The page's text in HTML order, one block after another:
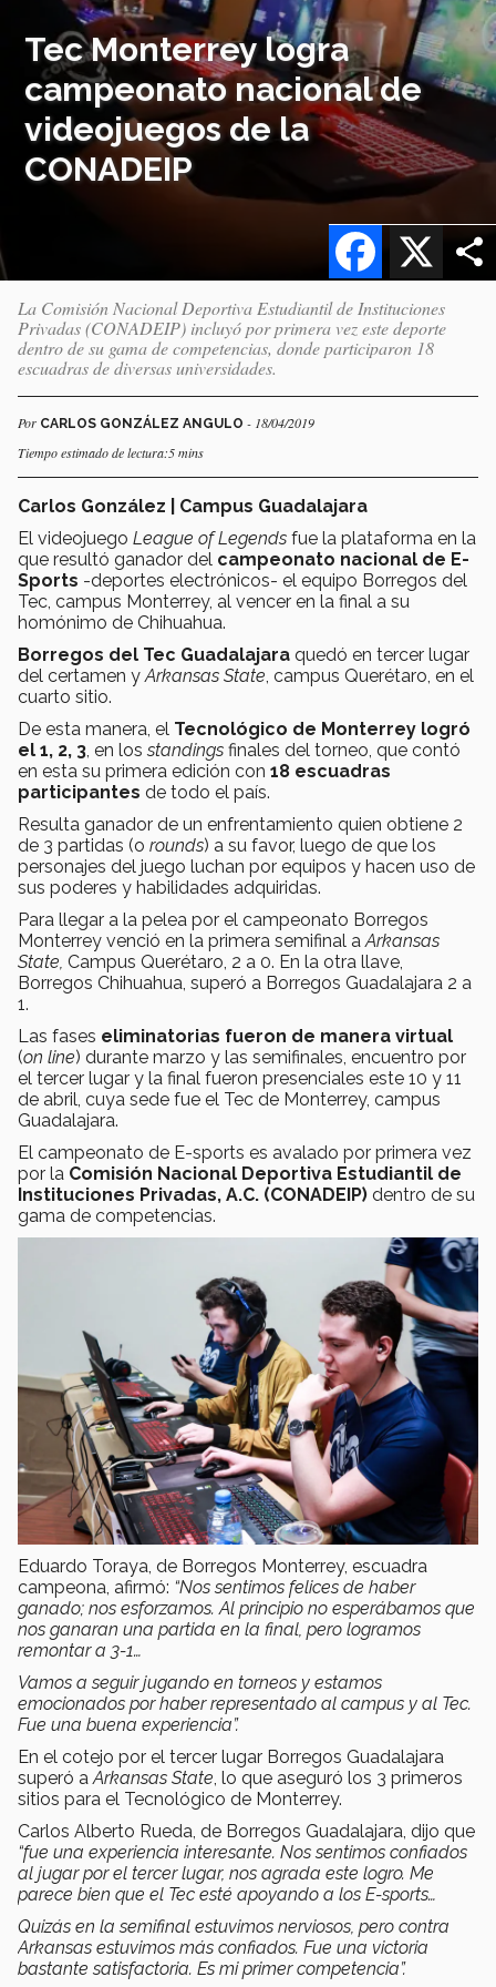
Tec Monterrey logra
campeonato nacional de
videojuegos de la
CONADEIP
X
Facebook
La Comisión Nacional Deportiva Estudiantil de Instituciones
Privadas (CONADEIP) incluyó por primera vez este deporte
dentro de su gama de competencias, donde participaron 18
escuadras de diversas universidades.
Por CARLOS GONZÁLEZ ANGULO - 18/04/2019
Tiempo estimado de lectura:5 mins
Carlos González | Campus Guadalajara
El videojuego League of Legends fue la plataforma en la
que resultó ganador del campeonato nacional de E-
Sports -deportes electrónicos- el equipo Borregos del
Tec, campus Monterrey, al vencer en la final a su
homónimo de Chihuahua.
Borregos del Tec Guadalajara quedó en tercer lugar
del certamen y Arkansas State , campus Querétaro, en el
cuarto sitio.
De esta manera, el Tecnológico de Monterrey logró
el 1, 2, 3 , en losstandings finales del torneo, que contó
en esta su primera edición con 18 escuadras
participantes de todo el país.
Resulta ganador de un enfrentamiento quien obtiene 2
de 3 partidas (o rounds) a su favor, luego de que los
personajes del juego luchan por equipos y hacen uso de
sus poderes y habilidades adquiridas.
Para llegar a la pelea por el campeonato Borregos
Monterrey venció en la primera semifinal a Arkansas
State, Campus Querétaro, 2 a 0. En la otra llave,
Borregos Chihuahua, superó a Borregos Guadalajara 2 a
1.
Las fases eliminatorias fueron de manera virtual
(on line) durante marzo y las semifinales, encuentro por
el tercer lugar y la final fueron presenciales este 10 y 11
de abril, cuya sede fue el Tec de Monterrey, campus
Guadalajara.
El campeonato de E-sports es avalado por primera vez
por la Comisión Nacional Deportiva Estudiantil de
Instituciones Privadas, A.C. (CONADEIP) dentro de su
gama de competencias.
Eduardo Toraya, de Borregos Monterrey, escuadra
campeona, afirmó: “Nos sentimos felices de haber
ganado; nos esforzamos. Al principio no esperábamos que
nos ganaran una partida en la final, pero logramos
remontar a 3-1…
Vamos a seguir jugando en torneos y estamos
emocionados por haber representado al campus y al Tec.
Fue una buena experiencia”.
En el cotejo por el tercer lugar Borregos Guadalajara
superó aArkansas State, lo que aseguró los 3 primeros
sitios para el Tecnológico de Monterrey.
Carlos Alberto Rueda, de Borregos Guadalajara, dijo que
“fue una experiencia interesante. Nos sentimos confiados
al jugar por el tercer lugar, nos agrada este logro. Me
parece bien que el Tec esté apoyando a los E-sports…
Quizás en la semifinal estuvimos nerviosos, pero contra
Arkansas estuvimos más confiados. Fue una victoria
bastante satisfactoria. Es mi primer competencia”.